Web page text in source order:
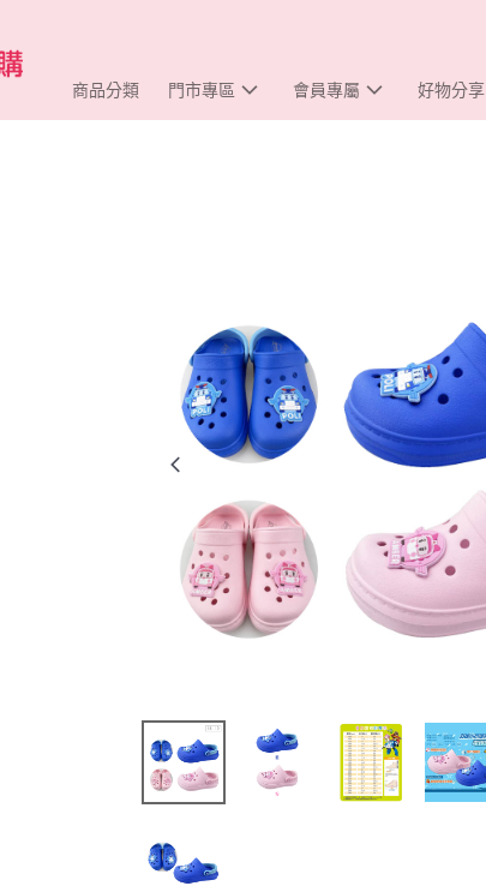
商品分類 門市專區 會員專屬 好物分享